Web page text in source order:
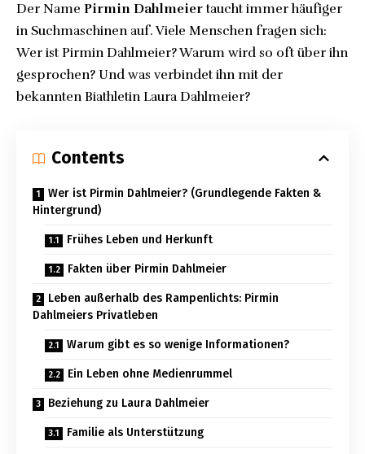
Der Name Pirmin Dahlmeier taucht immer häufiger
in Suchmaschinen auf. Viele Menschen fragen sich:
Wer ist Pirmin Dahlmeier? Warum wird so oft über ihn
gesprochen? Und was verbindet ihn mit der
bekannten Biathletin Laura Dahlmeier?
Contents
Wer ist Pirmin Dahlmeier? (Grundlegende Fakten &
Hintergrund)
Frühes Leben und Herkunft
Fakten über Pirmin Dahlmeier
Leben außerhalb des Rampenlichts: Pirmin
Dahlmeiers Privatleben
Warum gibt es so wenige Informationen?
Ein Leben ohne Medienrummel
Beziehung zu Laura Dahlmeier
Familie als Unterstützung